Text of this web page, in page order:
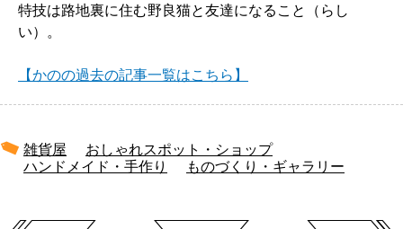
特技は路地裏に住む野良猫と友達になること（らし
い）。
【かのの過去の記事一覧はこちら】
雑貨屋
おしゃれスポット・ショップ
ハンドメイド・手作り
ものづくり・ギャラリー